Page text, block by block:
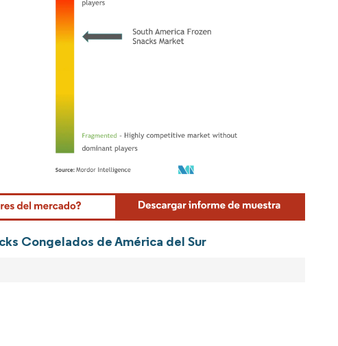
© Mordor Intelligence. El uso requiere atribución según CC BY 4.0.
Congelados de América del Sur